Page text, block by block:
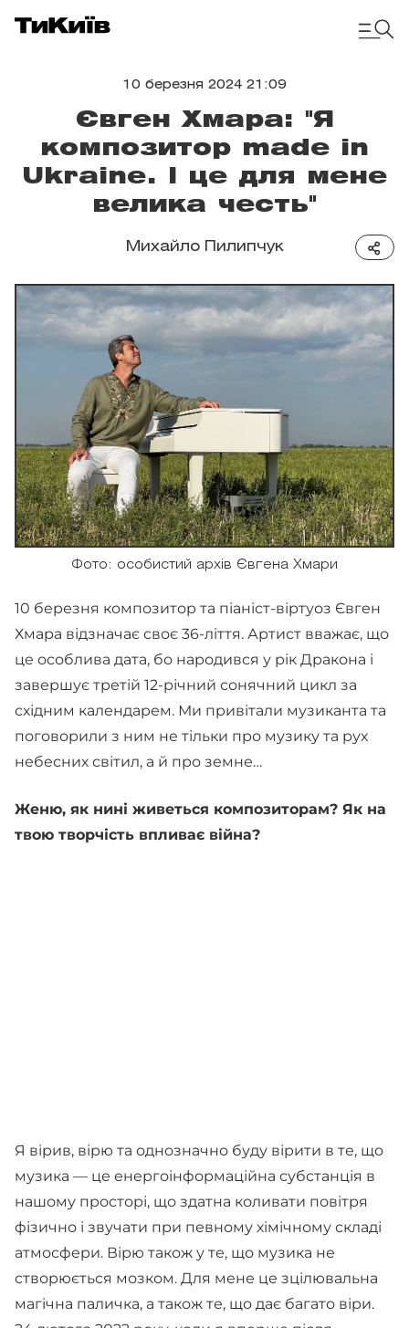
10 березня 2024 21:09
Євген Хмара: "Я
композитор made in
Ukraine. І це для мене
велика честь"
Михайло Пилипчук
Фото: особистий архів Євгена Хмари
10 березня композитор та піаніст-віртуоз Євген
Хмара відзначає своє 36-ліття. Артист вважає, що
це особлива дата, бо народився у рік Дракона і
завершує третій 12-річний сонячний цикл за
східним календарем. Ми привітали музиканта та
поговорили з ним не тільки про музику та рух
небесних світил, а й про земне…
Женю, як нині живеться композиторам? Як на
твою творчість впливає війна?
Я вірив, вірю та однозначно буду вірити в те, що
музика — це енергоінформаційна субстанція в
нашому просторі, що здатна коливати повітря
фізично і звучати при певному хімічному складі
атмосфери. Вірю також у те, що музика не
створюється мозком. Для мене це зцілювальна
магічна паличка, а також те, що дає багато віри.